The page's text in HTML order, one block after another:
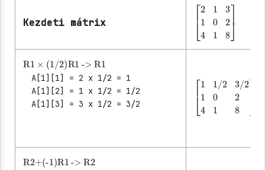
Kezdeti mátrix
[2 13 0
24 18
R1× (1/2)R1
->R1
A[1][1] = 2 x 1/2 = 1
A[1][2] = 1 x 1/2 = 1/2
A[1][3] = 3 x 1/2 = 3/2
[1 1/2 3/2
02 41
R2+(-1)R1
->R2